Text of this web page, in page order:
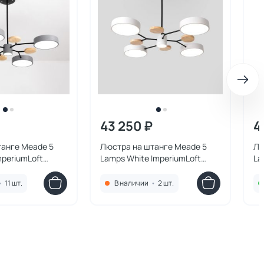
Meade 5
11 шт.
43 250 ₽
Люстра на штанге Meade 5
Lamps White ImperiumLoft
В наличии • 2 шт.